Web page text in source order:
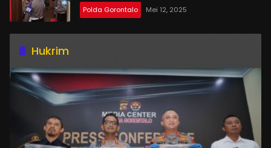
Polda Gorontalo Mei 12, 2025
Hukrim